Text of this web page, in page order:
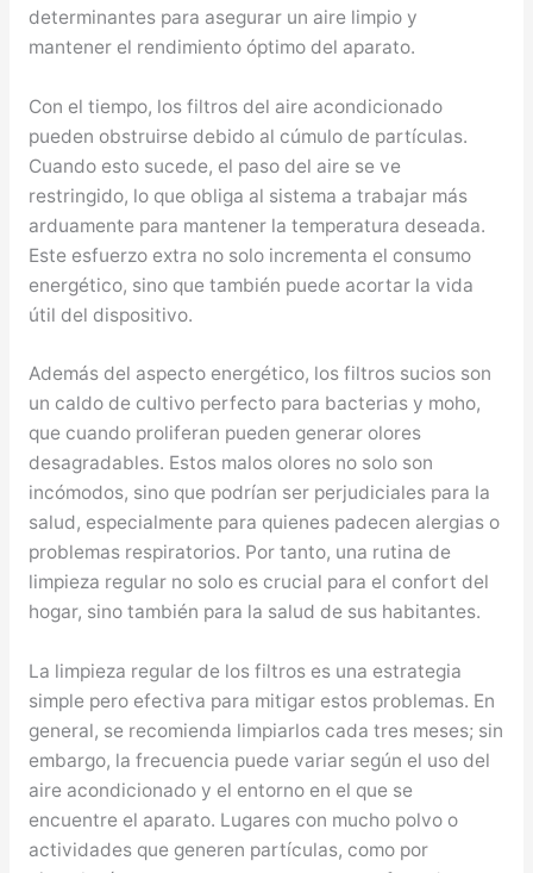
determinantes para asegurar un aire limpio y
mantener el rendimiento óptimo del aparato.
Con el tiempo, los filtros del aire acondicionado
pueden obstruirse debido al cúmulo de partículas.
Cuando esto sucede, el paso del aire se ve
restringido, lo que obliga al sistema a trabajar más
arduamente para mantener la temperatura deseada.
Este esfuerzo extra no solo incrementa el consumo
energético, sino que también puede acortar la vida
útil del dispositivo.
Además del aspecto energético, los filtros sucios son
un caldo de cultivo perfecto para bacterias y moho,
que cuando proliferan pueden generar olores
desagradables. Estos malos olores no solo son
incómodos, sino que podrían ser perjudiciales para la
salud, especialmente para quienes padecen alergias o
problemas respiratorios. Por tanto, una rutina de
limpieza regular no solo es crucial para el confort del
hogar, sino también para la salud de sus habitantes.
La limpieza regular de los filtros es una estrategia
simple pero efectiva para mitigar estos problemas. En
general, se recomienda limpiarlos cada tres meses; sin
embargo, la frecuencia puede variar según el uso del
aire acondicionado y el entorno en el que se
encuentre el aparato. Lugares con mucho polvo o
actividades que generen partículas, como por